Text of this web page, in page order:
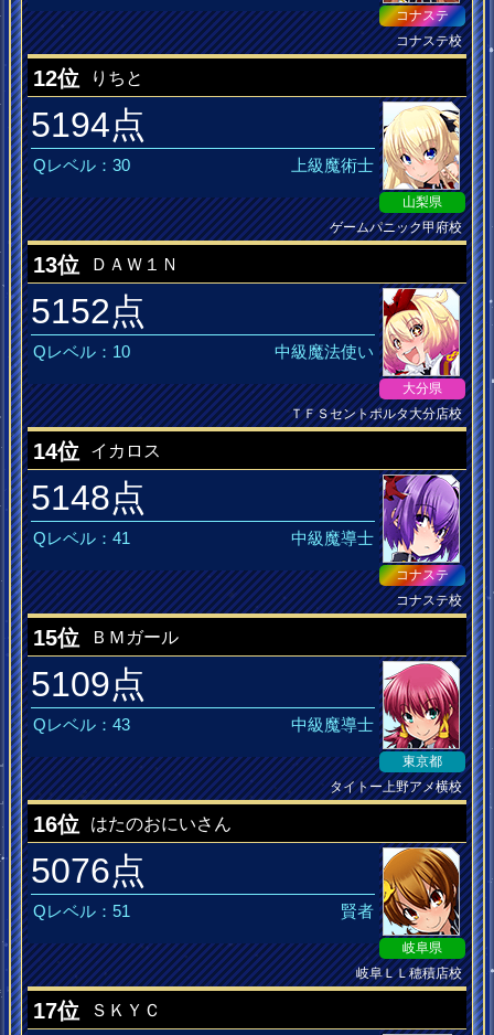
コナステ
コナステ校
12位 りちと
5194点
Qレベル：30 上級魔術士
山梨県
ゲームパニック甲府校
13位 ＤＡＷ１Ｎ
5152点
Qレベル：10 中級魔法使い
大分県
ＴＦＳセントポルタ大分店校
14位 イカロス
5148点
Qレベル：41 中級魔導士
コナステ
コナステ校
15位 ＢＭガール
5109点
Qレベル：43 中級魔導士
東京都
タイトー上野アメ横校
16位 はたのおにいさん
5076点
Qレベル：51 賢者
岐阜県
岐阜ＬＬ穂積店校
17位 ＳＫＹＣ